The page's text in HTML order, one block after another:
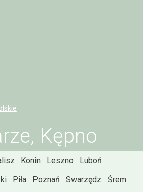
Kępno
Konin Leszno
Luboń
Piła Poznań Swarzędz Śrem